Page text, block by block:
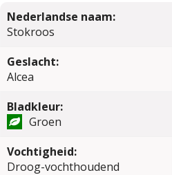
Nederlandse naam:
Stokroos
Geslacht:
Alcea
Bladkleur:
Groen
Vochtigheid:
Droog-vochthoudend